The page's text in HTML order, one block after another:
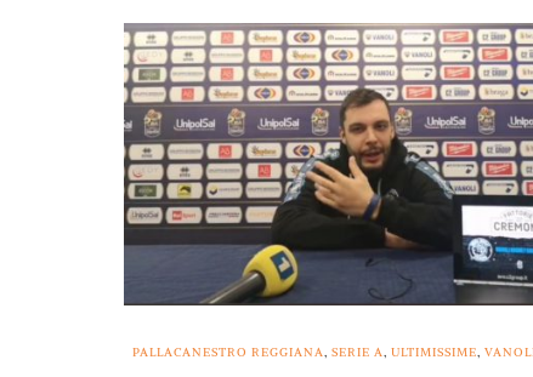
PALLACANESTRO REGGIANA,SERIE A,ULTIMISSIME,